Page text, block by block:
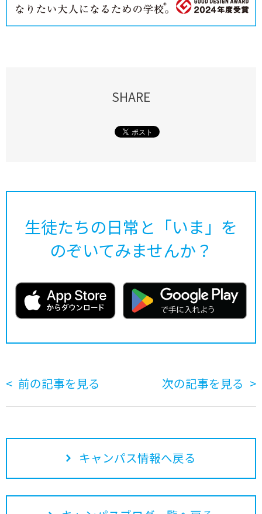
SHARE
生徒たちの日常と「いま」を
のぞいてみませんか？
前の記事を見る 次の記事を見る
キャンパス情報へ戻る